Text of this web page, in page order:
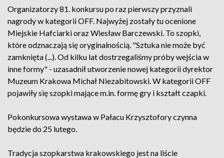
Organizatorzy 81. konkursu po raz pierwszy przyznali
nagrody w kategorii OFF. Najwyżej zostały tu ocenione
Miejskie Hafciarki oraz Wiesław Barczewski. To szopki,
które odznaczają się oryginalnością. "Sztuka nie może być
zamknięta (...). Od kilku lat dostrzegaliśmy próby wejścia w
inne formy" - uzasadnił utworzenie nowej kategorii dyrektor
Muzeum Krakowa Michał Niezabitowski. W kategorii OFF
pojawiły się szopki mające m.in. formę gry i kształt czapki.
Pokonkursowa wystawa w Pałacu Krzysztofory czynna
będzie do 25 lutego.
Tradycja szopkarstwa krakowskiego jest na liście